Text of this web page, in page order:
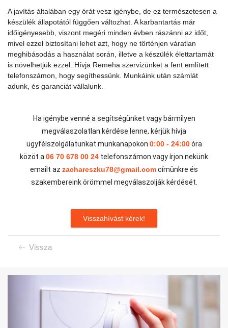
A javítás általában egy órát vesz igénybe, de ez természetesen a
készülék állapotától függően változhat. A karbantartás már
időigényesebb, viszont megéri minden évben rászánni az időt,
mivel ezzel biztosítani lehet azt, hogy ne történjen váratlan
meghibásodás a használat során, illetve a készülék élettartamát
is növelhetjük ezzel. Hívja Remeha szervizünket a fent említett
telefonszámon, hogy segíthessünk. Munkáink után számlát
adunk, és garanciát vállalunk.
Ha igénybe venné a segítségünket vagy bármilyen
megválaszolatlan kérdése lenne, kérjük hívja
ügyfélszolgálatunkat munkanapokon 0:00 - 24:00óra
közöt a 06 70 678 00 24 telefonszámon vagy írjon nekünk
emailt az zachareszku78@gmail.comcímünkre és
szakembereink örömmel megválaszolják kérdését.
Visszahívást kérek!
Vissza